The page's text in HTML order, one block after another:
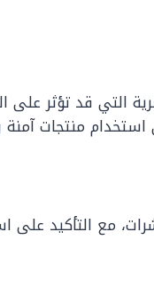
التي قد تؤثر
منتجات آمنة
التأكيد على